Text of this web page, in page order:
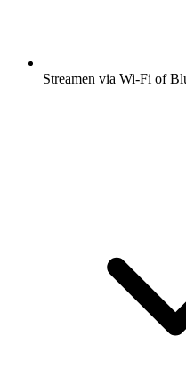
Streamen via Wi-Fi of